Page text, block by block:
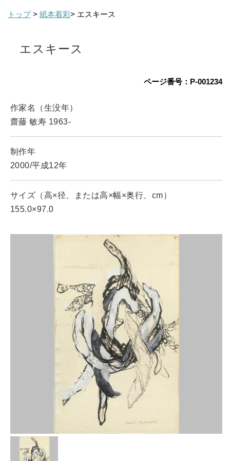
トップ> 紙本着彩> エスキース
エスキース
ページ番号：P-001234
作家名（生没年）
齋藤 敏寿 1963-
制作年
2000/平成12年
サイズ（高×径、または高×幅×奥行、cm）
155.0×97.0